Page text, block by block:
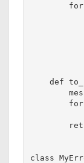
def
class